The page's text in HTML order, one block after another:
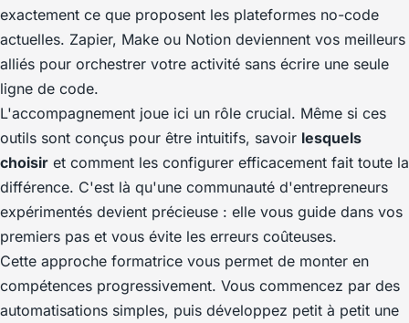
exactement ce que proposent les plateformes no-code
actuelles. Zapier, Make ou Notion deviennent vos meilleurs
alliés pour orchestrer votre activité sans écrire une seule
ligne de code.
L'accompagnement joue ici un rôle crucial. Même si ces
outils sont conçus pour être intuitifs, savoir lesquels
choisir et comment les configurer efficacement fait toute la
différence. C'est là qu'une communauté d'entrepreneurs
expérimentés devient précieuse : elle vous guide dans vos
premiers pas et vous évite les erreurs coûteuses.
Cette approche formatrice vous permet de monter en
compétences progressivement. Vous commencez par des
automatisations simples, puis développez petit à petit une